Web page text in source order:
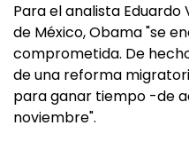
Para el analista Eduardo
de México, Obama "se
comprometida. De
de una reforma
para ganar tiempo -de
noviembre".